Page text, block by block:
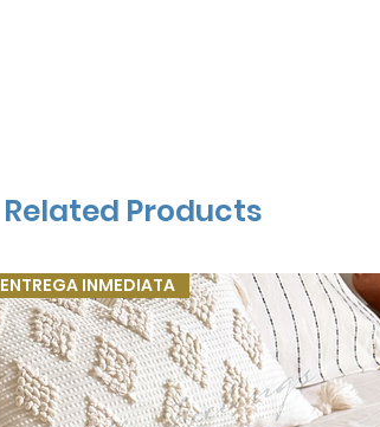
Related Products
ENTREGA INMEDIATA